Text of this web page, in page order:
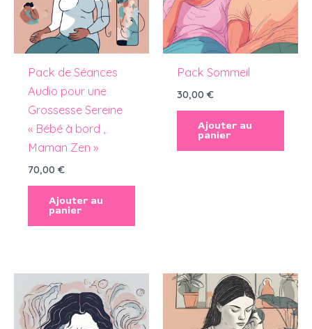
Pack de Séances
Audio pour une
Grossesse Sereine
« Bébé à bord ,
Maman Zen »
70,00 €
Ajouter au
panier
Pack Sommeil
30,00 €
Ajouter au
panier